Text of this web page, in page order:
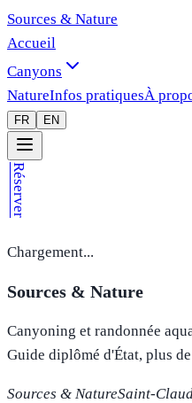
Sources & Nature
Accueil
Canyons
NatureInfos pratiquesÀ
FR EN
Réserver
Chargement...
Sources & Nature
Canyoning et randonnée
Guide diplômé d'État, plus
Sources & NatureSaint-